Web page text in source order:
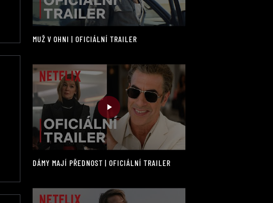
MUŽ V OHNI | OFICIÁLNÍ TRAILER
DÁMY MAJÍ PŘEDNOST | OFICIÁLNÍ TRAILER